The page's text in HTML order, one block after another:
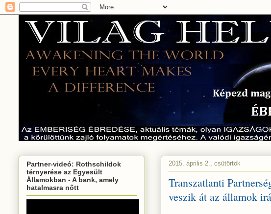
2015. április 2., csütörtök
Transzatlanti
veszik át az államok
Partner-videó: Rothschildok
térnyerése az Egyesült
Államokban - A bank, amely
hatalmasra nőtt